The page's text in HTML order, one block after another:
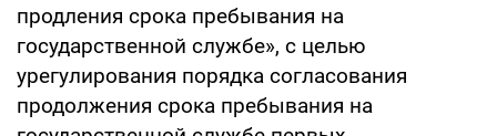
продления срока пребывания на
государственной службе», с целью
урегулирования порядка согласования
продолжения срока пребывания на